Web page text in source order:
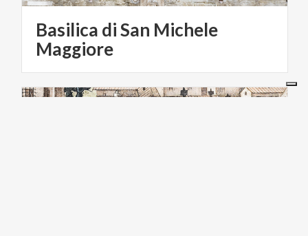
Basilica di San Michele
Maggiore